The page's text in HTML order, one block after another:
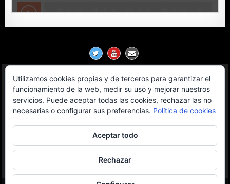
Política de Privacidad
Aviso Legal
Contacto
OGL License
Utilizamos cookies propias y de terceros para garantizar el
funcionamiento de la web, medir su uso y mejorar nuestros
servicios. Puede aceptar todas las cookies, rechazar las no
necesarias o configurar sus preferencias. Política de cookies
Aceptar todo
Rechazar